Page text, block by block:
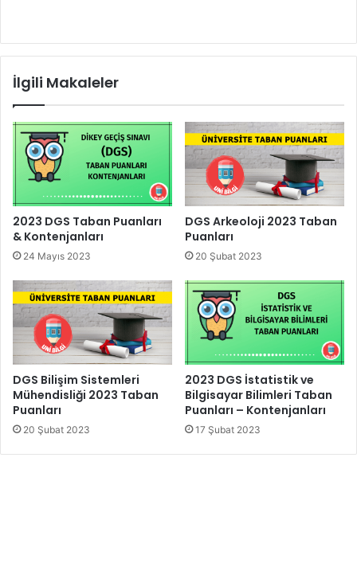
İlgili Makaleler
2023 DGS Taban Puanları
& Kontenjanları
24 Mayıs 2023
DGS Arkeoloji 2023 Taban
Puanları
20 Şubat 2023
DGS Bilişim Sistemleri
Mühendisliği 2023 Taban
Puanları
20 Şubat 2023
2023 DGS İstatistik ve
Bilgisayar Bilimleri Taban
Puanları – Kontenjanları
17 Şubat 2023